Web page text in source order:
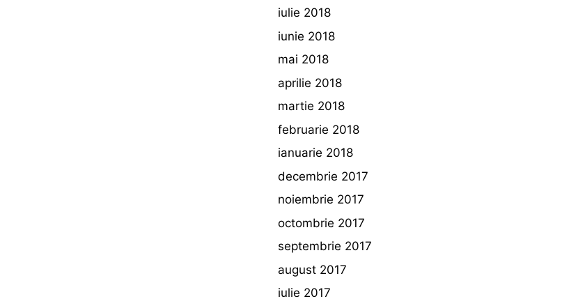
iulie 2018
iunie 2018
mai 2018
aprilie 2018
martie 2018
februarie 2018
ianuarie 2018
decembrie 2017
noiembrie 2017
octombrie 2017
septembrie 2017
august 2017
iulie 2017